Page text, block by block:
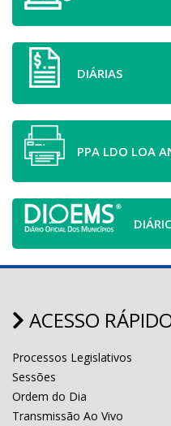
DIÁRIAS
PPA LDO LOA
ACESSO
Processos Legislativos
Sessões
Ordem do Dia
Transmissão Ao Vivo